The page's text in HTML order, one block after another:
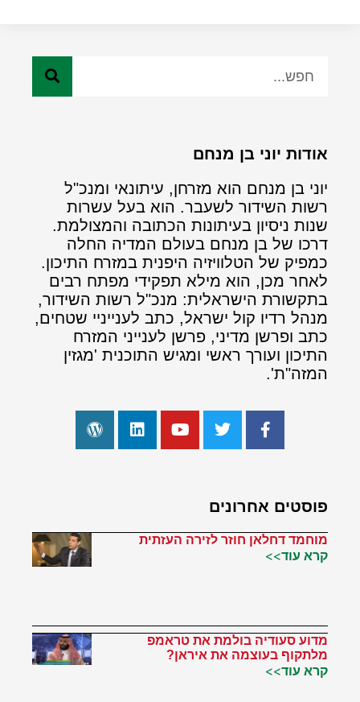
אודות יוני בן מנחם
יוני בן מנחם הוא מזרחן, עיתונאי ומנכ"ל
רשות השידור לשעבר. הוא בעל עשרות
שנות ניסיון בעיתונות הכתובה והמצולמת.
דרכו של בן מנחם בעולם המדיה החלה
כמפיק של הטלוויזיה היפנית במזרח התיכון.
לאחר מכן, הוא מילא תפקידי מפתח רבים
בתקשורת הישראלית: מנכ"ל רשות השידור,
מנהל רדיו קול ישראל, כתב לענייניי שטחים,
כתב ופרשן מדיני, פרשן לענייני המזרח
התיכון ועורך ראשי ומגיש התוכנית 'מגזין
המזה"ת'.
פוסטים אחרונים
מוחמד דחלאן חוזר לזירה העזתית
קרא עוד>>
מדוע סעודיה בולמת את טראמפ
מלתקוף בעוצמה את איראן?
קרא עוד>>